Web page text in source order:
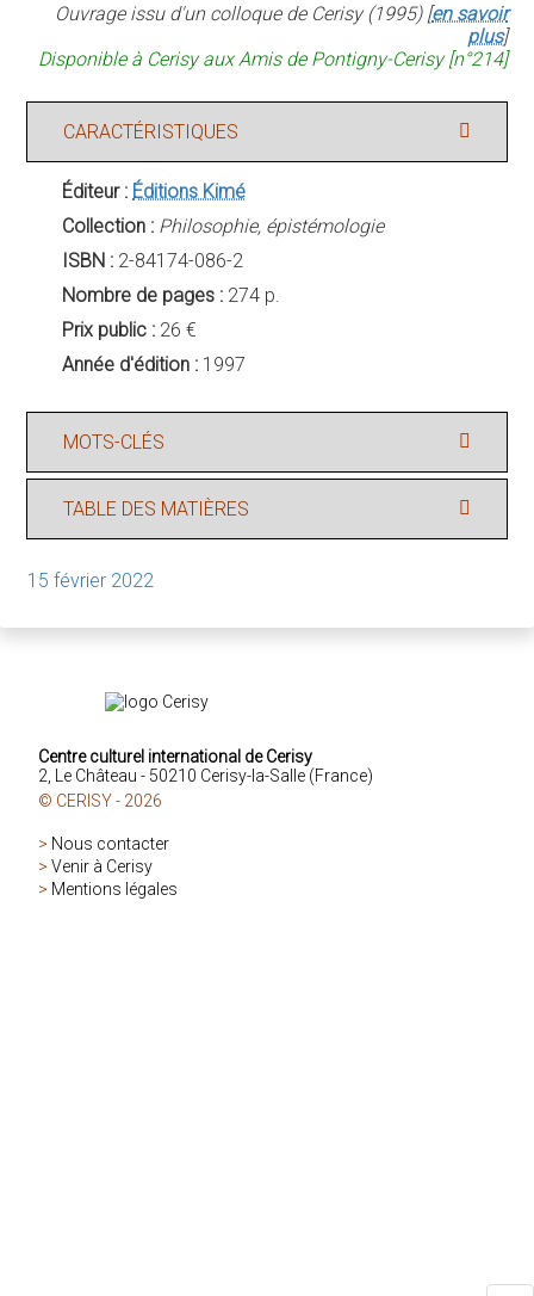
Ouvrage issu d'un colloque de Cerisy (1995) [en savoir
plus]
Disponible à Cerisy aux Amis de Pontigny-Cerisy [n°214]
CARACTÉRISTIQUES
Éditeur : Éditions Kimé
Collection : Philosophie, épistémologie
ISBN : 2-84174-086-2
Nombre de pages : 274 p.
Prix public : 26 €
Année d'édition : 1997
MOTS-CLÉS
TABLE DES MATIÈRES
15 février 2022
Centre culturel international de Cerisy
2, Le Château - 50210 Cerisy-la-Salle (France)
© CERISY - 2026
> Nous contacter
> Venir à Cerisy
> Mentions légales